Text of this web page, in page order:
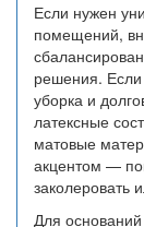
Если нужен
помещений,
решения. Если
уборка и
латексные
матовые
акцентом —
заколеровать
Для